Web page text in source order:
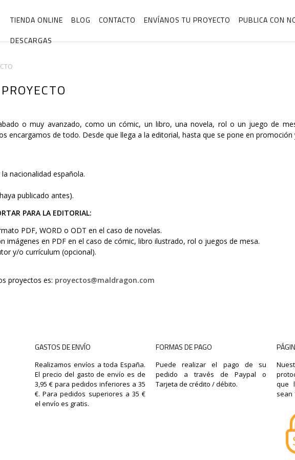
TIENDA ONLINE BLOG CONTACTO ENVÍANOS TU PROYECTO PUBLICA CON
DESCARGAS
o muy avanzado, como un cómic, un libro, una novela, rol o un juego de
encargamos de todo. Desde que llega a la editorial, hasta que se pone en promoción
nacionalidad española.
publicado antes).
PARA LA EDITORIAL:
PDF, WORD o ODT en el caso de novelas.
imágenes en PDF en el caso de cómic, libro ilustrado, rol o juegos de mesa.
y/o currículum (opcional).
proyectos es: proyectos@maldragon.com
GASTOS DE ENVÍO
Realizamos envíos a toda España.
El precio del gasto de envío es de
3,95 € para pedidos inferiores a 35
€. Para pedidos superiores a 35 €
el envío es gratis.
FORMAS DE PAGO
Puede realizar el pago de su
pedido a través de Paypal o
Tarjeta de crédito / débito.
que
sean